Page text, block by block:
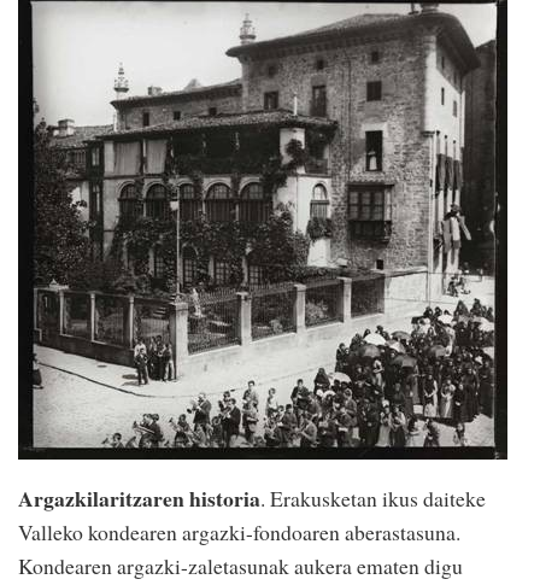
Argazkilaritzaren historia. Erakusketan ikus daiteke
Valleko kondearen argazki-fondoaren aberastasuna.
Kondearen argazki-zaletasunak aukera ematen digu